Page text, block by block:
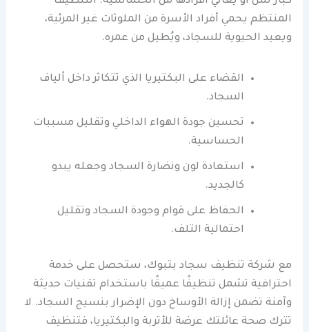
المنتظم يحمي أفراد الأسرة من الملوثات غير المرئية،
ويعيد الحيوية للسجاد، ويُطيل من عمره.
القضاء على البكتيريا الذي تتكاثر داخل ألياف
السجاد.
تحسين جودة الهواء الداخلي وتقليل مسببات
الحساسية.
استعادة لون ونضارة السجاد وجعله يبدو
كالجديد.
الحفاظ على قوام وجودة السجاد وتقليل
احتمالية التلف.
مع شركة تنظيف سجاد بتبوك، ستحصل على خدمة
احترافية تشمل تنظيفًا عميقًا باستخدام تقنيات حديثة
وآمنة تضمن إزالة الأوساخ دون الإضرار بنسيج السجاد. لا
تترك صحة عائلتك عرضة للأتربة والبكتيريا، فتنظيف